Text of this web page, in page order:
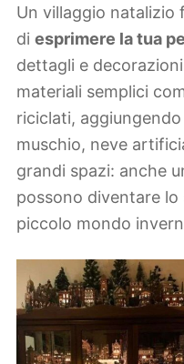
Un villaggio
di esprimere la tua
dettagli e
materiali semplici
riciclati,
muschio, neve
grandi spazi: anche
possono diventare
piccolo mondo